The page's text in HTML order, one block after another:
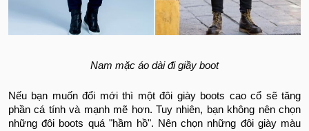
Nam mặc áo dài đi giầy boot
Nếu bạn muốn đổi mới thì một đôi giày boots cao cổ sẽ tăng
phần cá tính và mạnh mẽ hơn. Tuy nhiên, bạn không nên chọn
những đôi boots quá "hầm hồ". Nên chọn những đôi giày màu